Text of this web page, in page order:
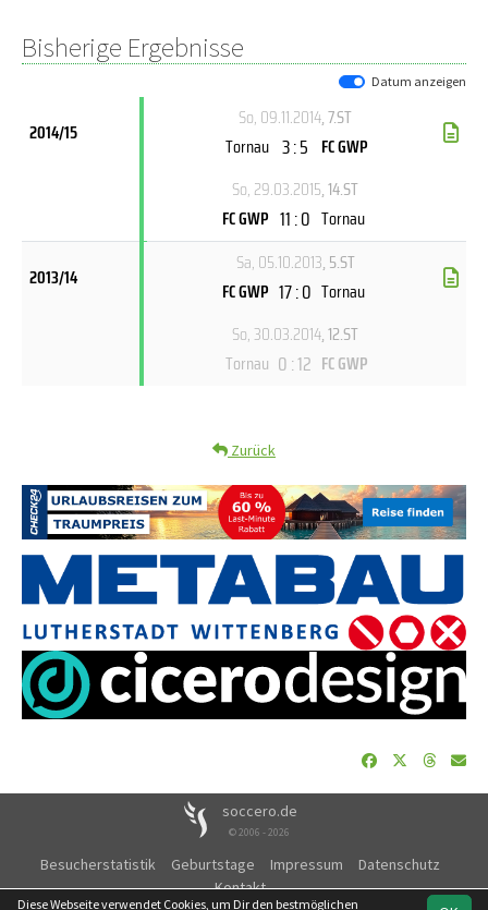
Bisherige Ergebnisse
Datum anzeigen
2014/15
So, 09.11.2014, 7.ST
Tornau 3 : 5 FC GWP
So, 29.03.2015, 14.ST
FC GWP 11 : 0 Tornau
2013/14
Sa, 05.10.2013, 5.ST
FC GWP 17 : 0 Tornau
So, 30.03.2014, 12.ST
Tornau 0 : 12 FC GWP
Zurück
soccero.de
© 2006 - 2026
Besucherstatistik Geburtstage Impressum
Datenschutz
Kontakt
Diese Webseite verwendet Cookies, um Dir den bestmöglichen